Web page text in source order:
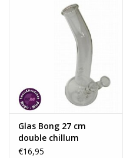
Glas Bong 27 cm
double chillum
€16,95